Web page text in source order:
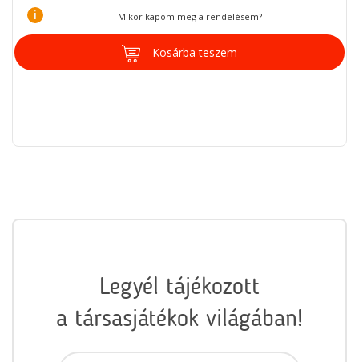
i Mikor kapom meg a rendelésem?
Kosárba teszem
Legyél tájékozott
a társasjátékok világában!